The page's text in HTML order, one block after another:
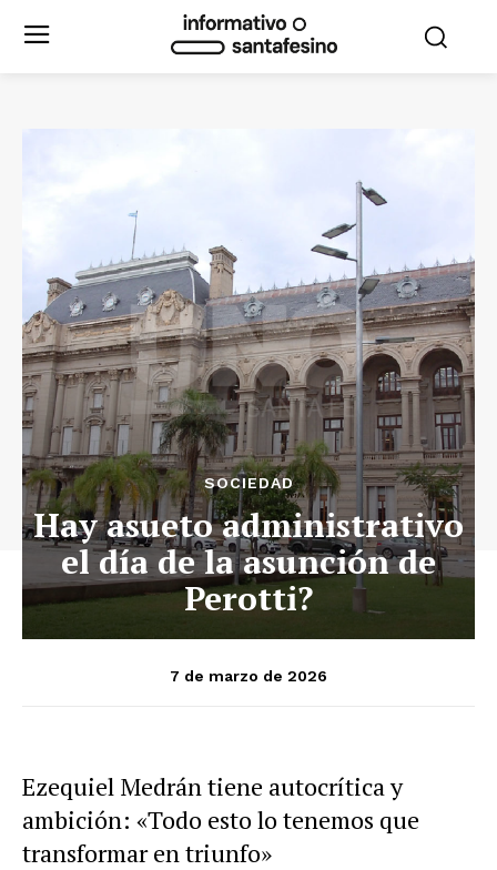
SOCIEDAD
Hay asueto administrativo
el día de la asunción de
Perotti?
7 de marzo de 2026
Ezequiel Medrán tiene autocrítica y
ambición: «Todo esto lo tenemos que
transformar en triunfo»